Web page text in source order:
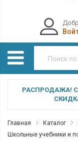
РАСПРОДАЖА!
Главная Каталог
Школьные учебники и